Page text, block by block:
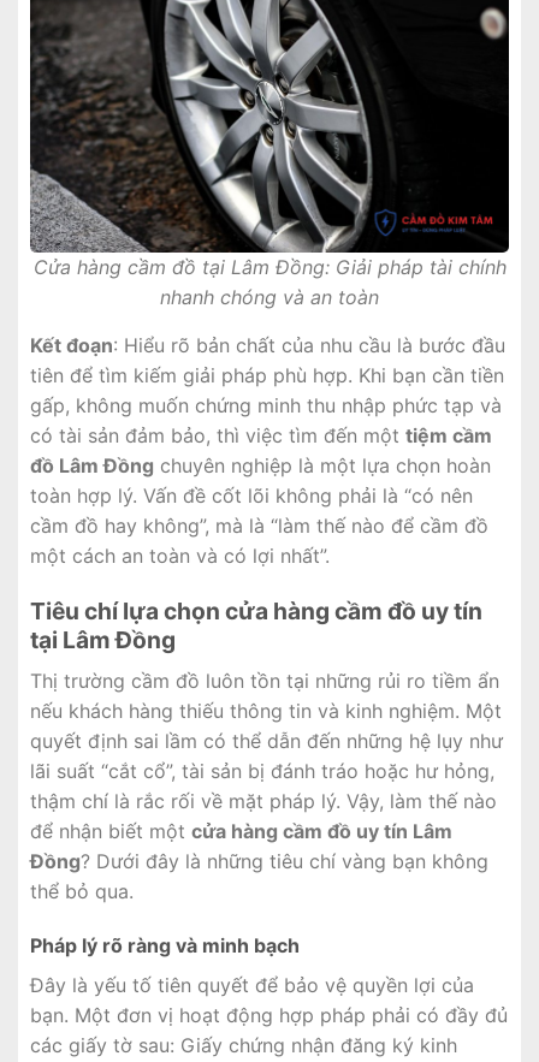
Cửa hàng cầm đồ tại Lâm Đồng: Giải pháp tài chính
nhanh chóng và an toàn
Kết đoạn: Hiểu rõ bản chất của nhu cầu là bước đầu
tiên để tìm kiếm giải pháp phù hợp. Khi bạn cần tiền
gấp, không muốn chứng minh thu nhập phức tạp và
có tài sản đảm bảo, thì việc tìm đến một tiệm cầm
đồ Lâm Đồng chuyên nghiệp là một lựa chọn hoàn
toàn hợp lý. Vấn đề cốt lõi không phải là “có nên
cầm đồ hay không”, mà là “làm thế nào để cầm đồ
một cách an toàn và có lợi nhất”.
Tiêu chí lựa chọn cửa hàng cầm đồ uy tín
tại Lâm Đồng
Thị trường cầm đồ luôn tồn tại những rủi ro tiềm ẩn
nếu khách hàng thiếu thông tin và kinh nghiệm. Một
quyết định sai lầm có thể dẫn đến những hệ lụy như
lãi suất “cắt cổ”, tài sản bị đánh tráo hoặc hư hỏng,
thậm chí là rắc rối về mặt pháp lý. Vậy, làm thế nào
để nhận biết một cửa hàng cầm đồ uy tín Lâm
Đồng? Dưới đây là những tiêu chí vàng bạn không
thể bỏ qua.
Pháp lý rõ ràng và minh bạch
Đây là yếu tố tiên quyết để bảo vệ quyền lợi của
bạn. Một đơn vị hoạt động hợp pháp phải có đầy đủ
các giấy tờ sau: Giấy chứng nhận đăng ký kinh